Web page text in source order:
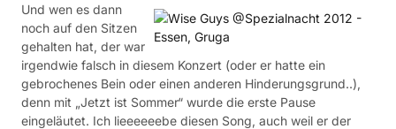
Und wen es dann
noch auf den Sitzen
gehalten hat, der war
irgendwie falsch in diesem Konzert (oder er hatte ein
gebrochenes Bein oder einen anderen Hinderungsgrund..),
denn mit „Jetzt ist Sommer“ wurde die erste Pause
eingeläutet. Ich lieeeeeebe diesen Song, auch weil er der